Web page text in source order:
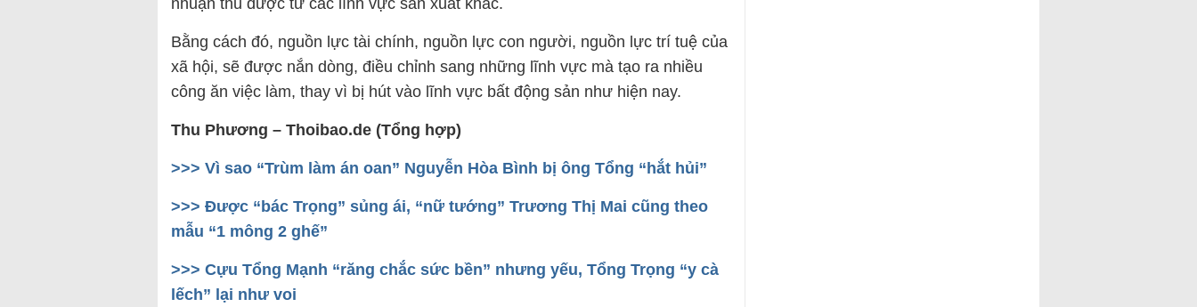
nhuận thu được từ các lĩnh vực sản xuất khác.
Bằng cách đó, nguồn lực tài chính, nguồn lực con người, nguồn lực trí tuệ của
xã hội, sẽ được nắn dòng, điều chỉnh sang những lĩnh vực mà tạo ra nhiều
công ăn việc làm, thay vì bị hút vào lĩnh vực bất động sản như hiện nay.
Thu Phương – Thoibao.de (Tổng hợp)
>>> Vì sao “Trùm làm án oan” Nguyễn Hòa Bình bị ông Tổng “hắt hủi”
>>> Được “bác Trọng” sủng ái, “nữ tướng” Trương Thị Mai cũng theo
mẫu “1 mông 2 ghế”
>>> Cựu Tổng Mạnh “răng chắc sức bền” nhưng yếu, Tổng Trọng “y cà
lếch” lại như voi